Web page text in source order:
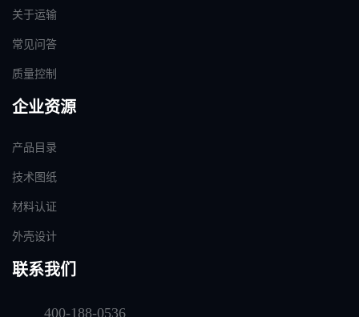
关于运输
常见问答
质量控制
企业资源
产品目录
技术图纸
材料认证
外壳设计
联系我们
400-188-0536